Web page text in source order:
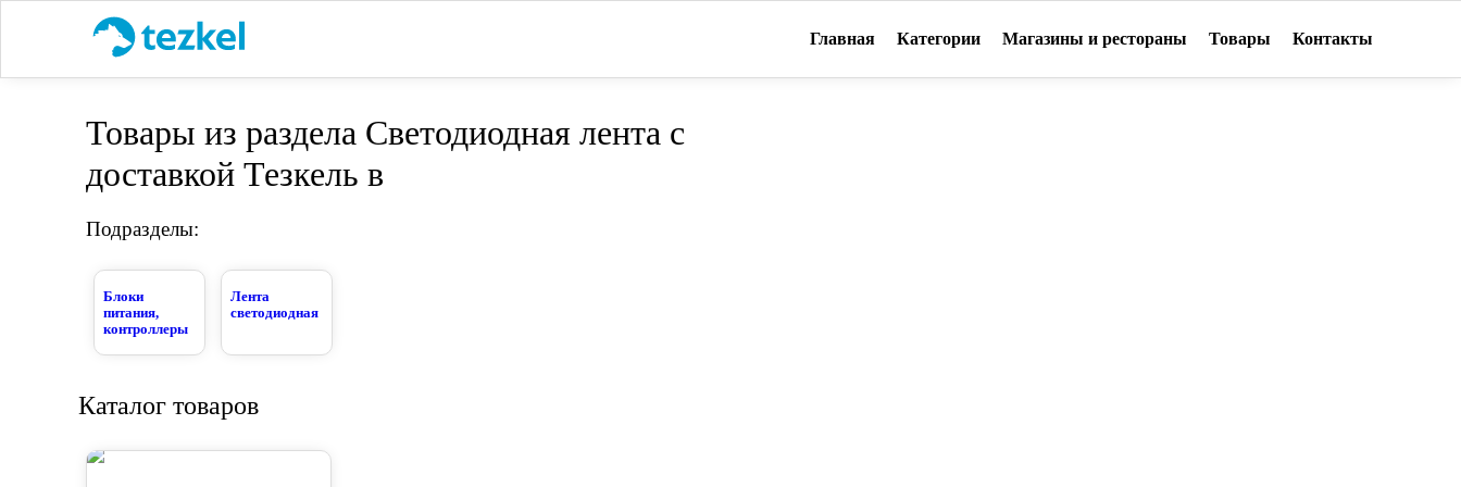
Главная Категории Магазины и рестораны Товары Контакты
Товары из раздела Светодиодная лента с
доставкой Тезкель в
Подразделы:
Блоки
питания,
контроллеры
Лента
светодиодная
Каталог товаров